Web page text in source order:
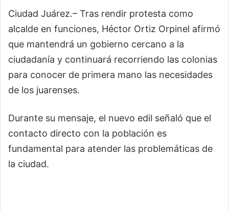
Ciudad Juárez.– Tras rendir protesta como
alcalde en funciones, Héctor Ortiz Orpinel afirmó
que mantendrá un gobierno cercano a la
ciudadanía y continuará recorriendo las colonias
para conocer de primera mano las necesidades
de los juarenses.
Durante su mensaje, el nuevo edil señaló que el
contacto directo con la población es
fundamental para atender las problemáticas de
la ciudad.